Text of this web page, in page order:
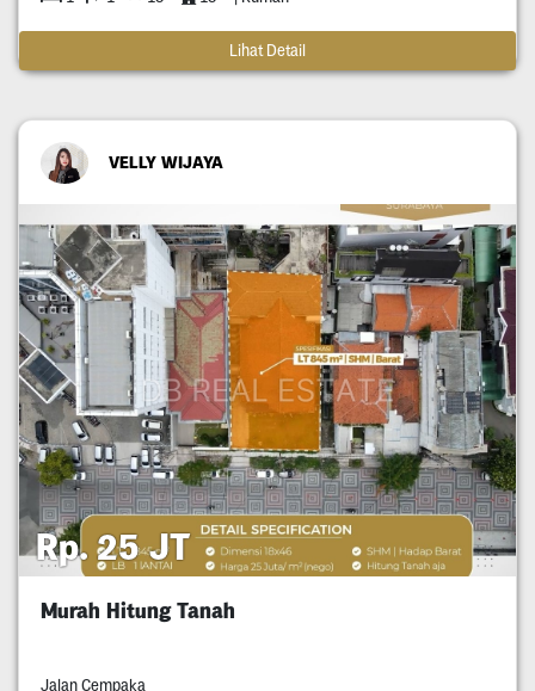
Lihat Detail
VELLY WIJAYA
Rp. 25 JT
Murah Hitung Tanah
Jalan Cempaka